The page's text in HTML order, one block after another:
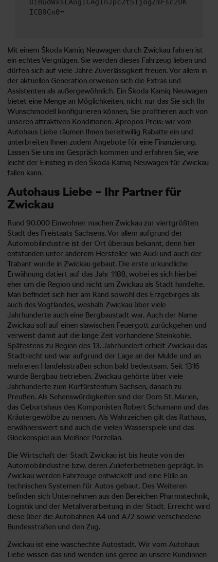
OiBudWxsLAogICAgInJpc2t5IjogZmFsc2UK
ICB9Cn0=
Mit einem Škoda Kamiq Neuwagen durch Zwickau fahren ist
ein echtes Vergnügen. Sie werden dieses Fahrzeug lieben und
dürfen sich auf viele Jahre Zuverlässigkeit freuen. Vor allem in
der aktuellen Generation erweisen sich die Extras und
Assistenten als außergewöhnlich. Ein Škoda Kamiq Neuwagen
bietet eine Menge an Möglichkeiten, nicht nur das Sie sich Ihr
Wunschmodell konfigurieren können, Sie profitieren auch von
unseren attraktiven Konditionen. Apropos Preis: wir vom
Autohaus Liebe räumen Ihnen bereitwillig Rabatte ein und
unterbreiten Ihnen zudem Angebote für eine Finanzierung.
Lassen Sie uns ins Gespräch kommen und erfahren Sie, wie
leicht der Einstieg in den Škoda Kamiq Neuwagen für Zwickau
fallen kann.
Autohaus Liebe – Ihr Partner für
Zwickau
Rund 90.000 Einwohner machen Zwickau zur viertgrößten
Stadt des Freistaats Sachsens. Vor allem aufgrund der
Automobilindustrie ist der Ort überaus bekannt, denn hier
entstanden unter anderem Hersteller wie Audi und auch der
Trabant wurde in Zwickau gebaut. Die erste urkundliche
Erwähnung datiert auf das Jahr 1188, wobei es sich hierbei
eher um die Region und nicht um Zwickau als Stadt handelte.
Man befindet sich hier am Rand sowohl des Erzgebirges als
auch des Vogtlandes, weshalb Zwickau über viele
Jahrhunderte auch eine Bergbaustadt war. Auch der Name
Zwickau soll auf einen slawischen Feuergott zurückgehen und
verweist damit auf die lange Zeit vorhandene Steinkohle.
Spätestens zu Beginn des 13. Jahrhundert erhielt Zwickau das
Stadtrecht und war aufgrund der Lage an der Mulde und an
mehreren Handelsstraßen schon bald bedeutsam. Seit 1316
wurde Bergbau betrieben. Zwickau gehörte über viele
Jahrhunderte zum Kurfürstentum Sachsen, danach zu
Preußen. Als Sehenswürdigkeiten sind der Dom St. Marien,
das Geburtshaus des Komponisten Robert Schumann und das
Kräutergewölbe zu nennen. Als Wahrzeichen gilt das Rathaus,
erwähnenswert sind auch die vielen Wasserspiele und das
Glockenspiel aus Meißner Porzellan.
Die Wirtschaft der Stadt Zwickau ist bis heute von der
Automobilindustrie bzw. deren Zulieferbetrieben geprägt. In
Zwickau werden Fahrzeuge entwickelt und eine Fülle an
technischen Systemen für Autos gebaut. Des Weiteren
befinden sich Unternehmen aus den Bereichen Pharmatechnik,
Logistik und der Metallverarbeitung in der Stadt. Erreicht wird
diese über die Autobahnen A4 und A72 sowie verschiedene
Bundesstraßen und den Zug.
Zwickau ist eine waschechte Autostadt. Wir vom Autohaus
Liebe wissen das und wenden uns gerne an unsere Kundinnen